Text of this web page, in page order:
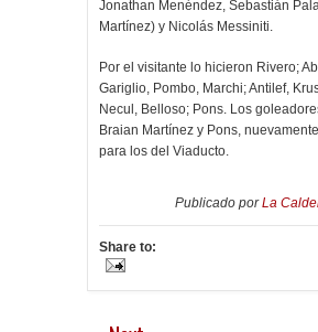
Jonathan Menéndez, Sebastián
Martínez) y Nicolás Messiniti.
Por el visitante lo hicieron Rivero;
Gariglio, Pombo, Marchi; Antilef,
Necul, Belloso; Pons. Los
Braian Martínez y Pons,
para los del Viaducto.
Publicado porLa
Share to: